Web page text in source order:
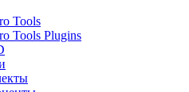
Tools
Tools Plugins